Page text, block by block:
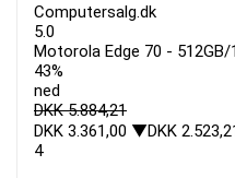
Computersalg.dk
5.0
Motorola Edge 70 -
43%
ned
DKK 5.884,21
DKK 3.361,00 ▼DKK
4